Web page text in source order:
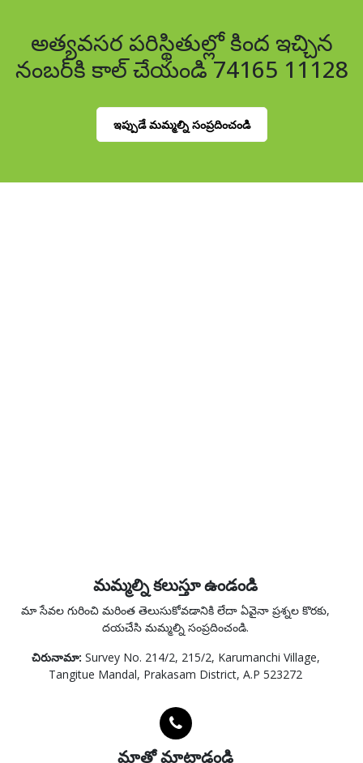
అత్యవసర పరిస్థితుల్లో కింద ఇచ్చిన
నంబర్‌కి కాల్ చేయండి 74165 11128
ఇప్పుడే మమ్మల్ని సంప్రదించండి
మమ్మల్ని కలుస్తూ ఉండండి
మా సేవల గురించి మరింత తెలుసుకోవడానికి లేదా ఏవైనా ప్రశ్నల కొరకు,
దయచేసి మమ్మల్ని సంప్రదించండి.
చిరునామా: Survey No. 214/2, 215/2, Karumanchi Village,
Tangitue Mandal, Prakasam District, A.P 523272
మాతో మాట్లాడండి